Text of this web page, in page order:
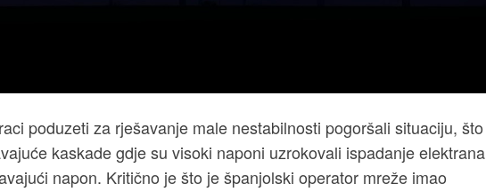
poduzeti za rješavanje male nestabilnosti pogoršali situaciju, što
kaskade gdje su visoki naponi uzrokovali ispadanje elektrana
napon. Kritično je što je španjolski operator mreže imao